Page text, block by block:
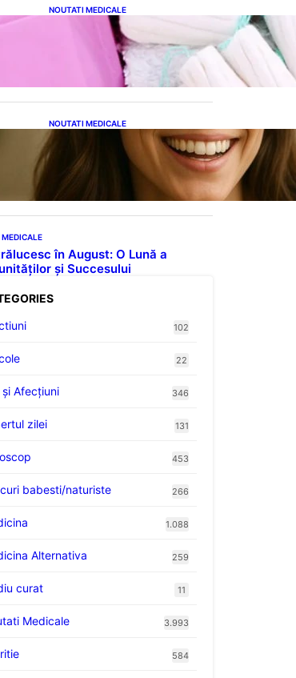
NOUTATI MEDICALE
Tampoanele menstruale: O
analiză profundă a riscurilor
legate de metale toxice
NOUTATI MEDICALE
Ceaiul – Băutura care
protejează inima:
Descoperiri recente despre
beneficiile consumului zilnic
în August: O Lună a
și Succesului
102
22
și Afecțiuni 346
zilei 131
453
babesti/naturiste 266
1.088
Alternativa 259
curat 11
Medicale 3.993
584